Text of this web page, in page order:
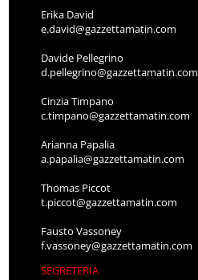
Erika David
e.david@gazzettamatin.com
Davide Pellegrino
d.pellegrino@gazzettamatin.com
Cinzia Timpano
c.timpano@gazzettamatin.com
Arianna Papalia
a.papalia@gazzettamatin.com
Thomas Piccot
t.piccot@gazzettamatin.com
Fausto Vassoney
f.vassoney@gazzettamatin.com
SEGRETERIA